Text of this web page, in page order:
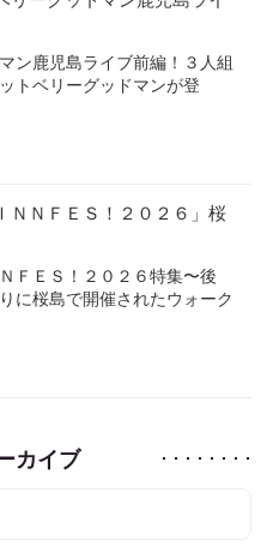
ン鹿児島ライブ前編！３人組
トベリーグッドマンが登
ＮＦＥＳ！２０２６」桜
ＦＥＳ！２０２６特集〜後
に桜島で開催されたウォーク
カイブ